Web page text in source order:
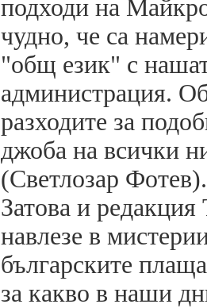
подходи на
чудно, че са
"общ език" с
администрация.
разходите за
джоба на всички
(Светлозар Фотев).
Затова и
навлезе в
българските
за какво в наши